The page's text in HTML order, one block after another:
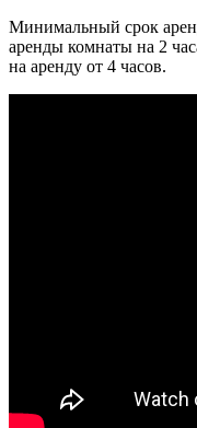
Минимальный срок
аренды комнаты на 2
на аренду от 4 часов.